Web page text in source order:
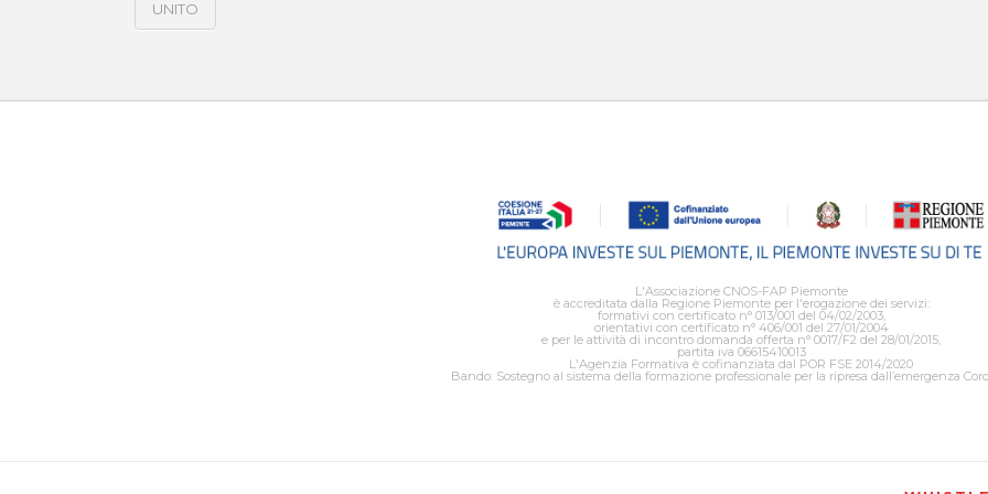
UNITO
L'Associazione CNOS-FAP Piemonte
è accreditata dalla Regione Piemonte per l'erogazione dei servizi:
formativi con certificato n° 013/001 del 04/02/2003,
orientativi con certificato n° 406/001 del 27/01/2004
e per le attività di incontro domanda offerta n° 0017/F2 del 28/01/2015,
partita iva 06615410013
L'Agenzia Formativa è cofinanziata dal POR FSE 2014/2020
Bando: Sostegno al sistema della formazione professionale per la ripresa dall’emergenza